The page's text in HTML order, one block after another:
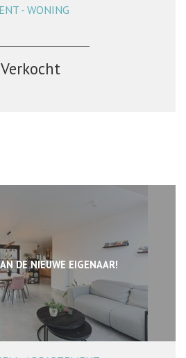
m² 3
- WONING
Verkocht
DE NIEUWE EIGENAAR!